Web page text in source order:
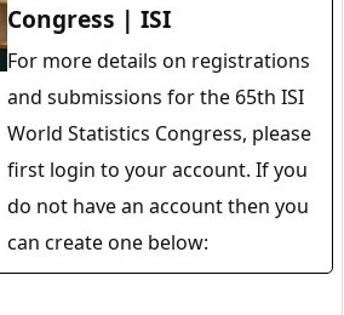
Congress | ISI
For more details on registrations
and submissions for the 65th ISI
World Statistics Congress, please
first login to your account. If you
do not have an account then you
can create one below: